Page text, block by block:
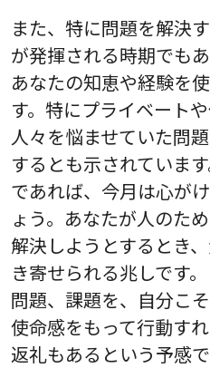
また、特に問題を解決
が発揮される時期でもあ
あなたの知恵や経験を
す。特にプライベート
人々を悩ませていた問
するとも示されています
であれば、今月は心が
ょう。あなたが人のた
解決しようとするとき
き寄せられる兆しです。
問題、課題を、自分こ
使命感をもって行動す
返礼もあるという予感で